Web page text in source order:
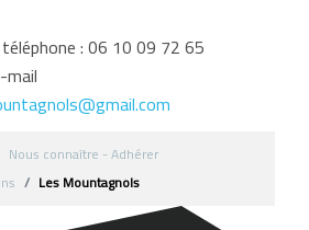
: 06 10 09 72 65
mail
Nous connaître - Adhérer
Les Mountagnols